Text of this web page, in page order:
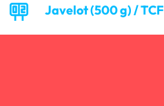
Javelot (500 g) / TCF